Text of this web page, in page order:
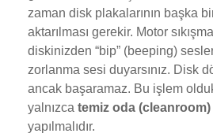
zaman disk plakalarının başka
aktarılması gerekir. Motor
diskinizden “bip” (beeping)
zorlanma sesi duyarsınız. Disk
ancak başaramaz. Bu işlem
yalnızca temiz oda (cleanroom)
yapılmalıdır.